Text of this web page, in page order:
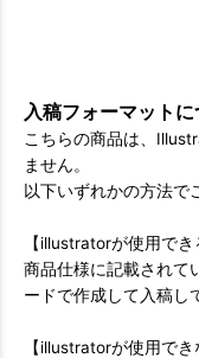
入稿フォーマットに
こちらの商品は、
ません。
以下いずれかの方法で
【illustratorが使用でき
商品仕様に記載されて
ードで作成して入稿し
【illustratorが使用でき